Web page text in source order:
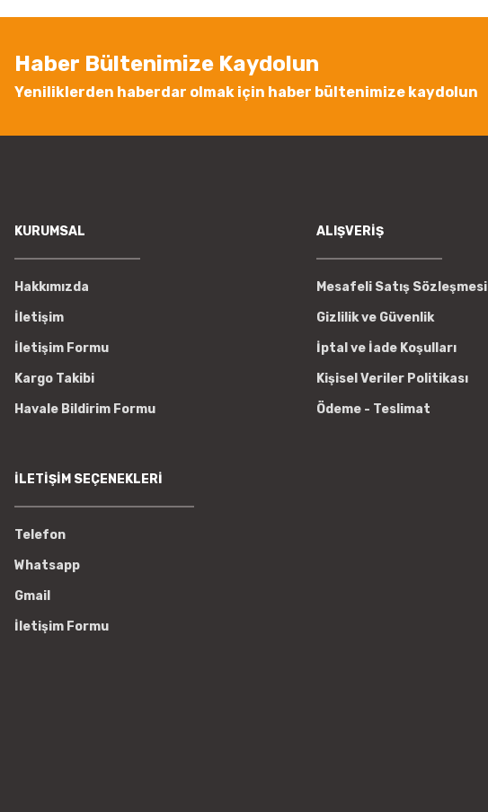
Ürün bilgilerinde hatalar bulunuyor.
Bu ürüne benzer farklı alternatifler olmalı.
Haber Bültenimize Kaydolun
Yeniliklerden haberdar olmak için haber bültenimize kaydolun
KURUMSAL
Hakkımızda
İletişim
İletişim Formu
Kargo Takibi
Havale Bildirim Formu
ALIŞVERİŞ
Mesafeli Satış Sözleşmesi
Gizlilik ve Güvenlik
İptal ve İade Koşulları
Kişisel Veriler Politikası
Ödeme - Teslimat
İLETİŞİM SEÇENEKLERİ
Telefon
Whatsapp
Gmail
İletişim Formu